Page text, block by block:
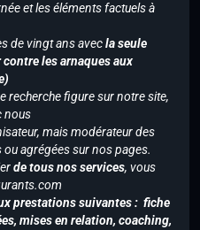
et les éléments factuels à
de vingt ans avecla seule
les arnaques aux
recherche figure sur notre site,
nous
mais modérateur des
agrégées sur nos pages.
de tous nos services, vous
prestations suivantes : fiche
mises en relation, coaching,